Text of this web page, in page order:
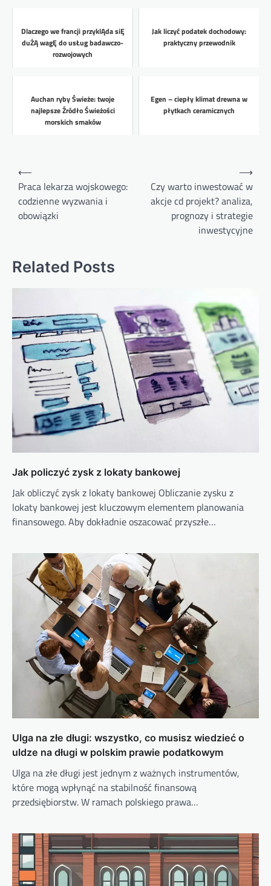
Dlaczego we francji przyklĄda siĘ
duŻĄ wagĘ do usŁug badawczo-
rozwojowych
Jak liczyć podatek dochodowy:
praktyczny przewodnik
Auchan ryby Świeże: twoje
najlepsze Źródło Świeżości
morskich smaków
Egen – ciepły klimat drewna w
płytkach ceramicznych
Nawigacja
wpisu
⟵
Praca lekarza wojskowego:
codzienne wyzwania i
obowiązki
Czy warto inwestować w
akcje cd projekt? analiza,
prognozy i strategie
inwestycyjne
⟶
Related Posts
Jak policzyć zysk z lokaty bankowej
Jak obliczyć zysk z lokaty bankowej Obliczanie zysku z
lokaty bankowej jest kluczowym elementem planowania
finansowego. Aby dokładnie oszacować przyszłe…
Ulga na złe długi: wszystko, co musisz wiedzieć o
uldze na długi w polskim prawie podatkowym
Ulga na złe długi jest jednym z ważnych instrumentów,
które mogą wpłynąć na stabilność finansową
przedsiębiorstw. W ramach polskiego prawa…